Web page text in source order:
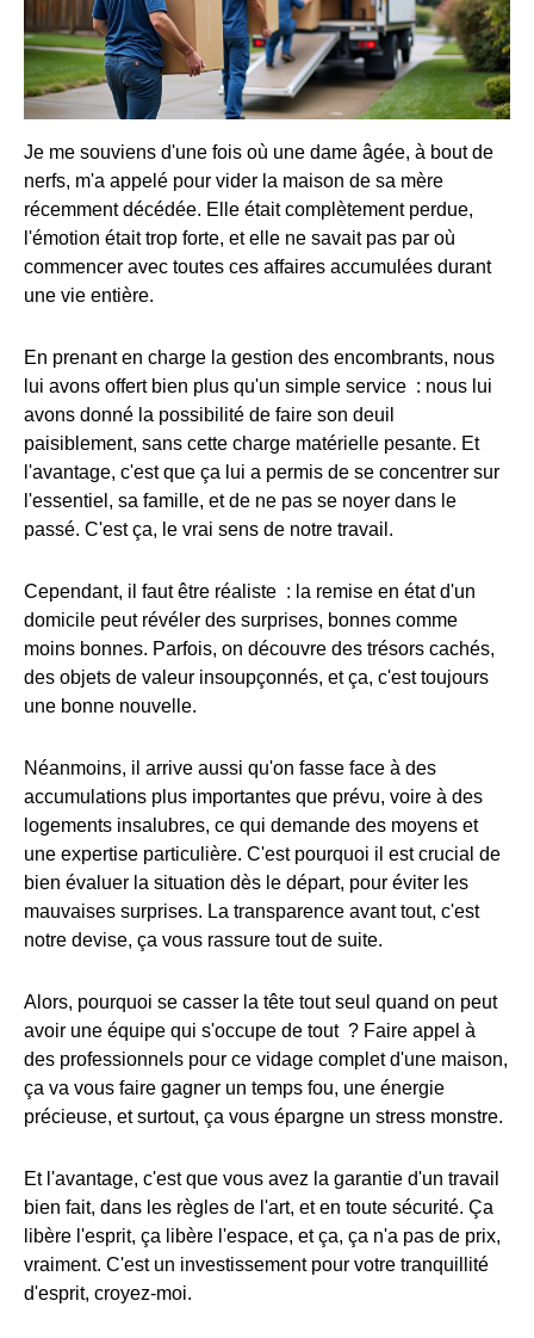
Je me souviens d'une fois où une dame âgée, à bout de
nerfs, m'a appelé pour vider la maison de sa mère
récemment décédée. Elle était complètement perdue,
l'émotion était trop forte, et elle ne savait pas par où
commencer avec toutes ces affaires accumulées durant
une vie entière.
En prenant en charge la gestion des encombrants, nous
lui avons offert bien plus qu'un simple service : nous lui
avons donné la possibilité de faire son deuil
paisiblement, sans cette charge matérielle pesante. Et
l'avantage, c'est que ça lui a permis de se concentrer sur
l'essentiel, sa famille, et de ne pas se noyer dans le
passé. C'est ça, le vrai sens de notre travail.
Cependant, il faut être réaliste : la remise en état d'un
domicile peut révéler des surprises, bonnes comme
moins bonnes. Parfois, on découvre des trésors cachés,
des objets de valeur insoupçonnés, et ça, c'est toujours
une bonne nouvelle.
Néanmoins, il arrive aussi qu'on fasse face à des
accumulations plus importantes que prévu, voire à des
logements insalubres, ce qui demande des moyens et
une expertise particulière. C'est pourquoi il est crucial de
bien évaluer la situation dès le départ, pour éviter les
mauvaises surprises. La transparence avant tout, c'est
notre devise, ça vous rassure tout de suite.
Alors, pourquoi se casser la tête tout seul quand on peut
avoir une équipe qui s'occupe de tout ? Faire appel à
des professionnels pour ce vidage complet d'une maison,
ça va vous faire gagner un temps fou, une énergie
précieuse, et surtout, ça vous épargne un stress monstre.
Et l'avantage, c'est que vous avez la garantie d'un travail
bien fait, dans les règles de l'art, et en toute sécurité. Ça
libère l'esprit, ça libère l'espace, et ça, ça n'a pas de prix,
vraiment. C'est un investissement pour votre tranquillité
d'esprit, croyez-moi.